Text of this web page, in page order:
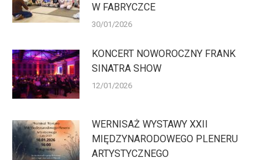
W FABRYCZCE
30/01/2026
KONCERT NOWOROCZNY FRANK
SINATRA SHOW
12/01/2026
WERNISAŻ WYSTAWY XXII
MIĘDZYNARODOWEGO PLENERU
ARTYSTYCZNEGO